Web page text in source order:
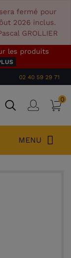
fermé pour
2026 inclus.
GROLLIER
les produits
02 40 59 29 71
0
MENU